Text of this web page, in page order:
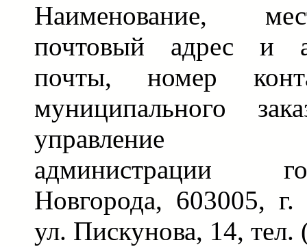
Наименование,
почтовый адрес и
почты, номер
муниципального
управление
администрации
Новгорода, 603005,
ул. Пискунова, 14,